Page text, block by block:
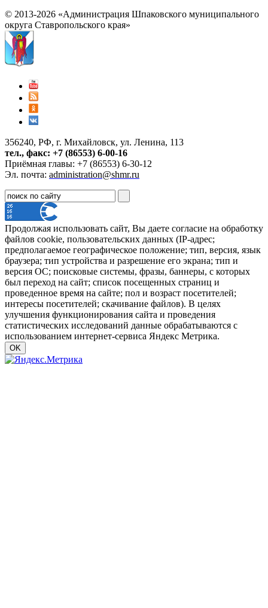
© 2013-2026 «Администрация Шпаковского муниципального
округа Ставропольского края»
356240, РФ, г. Михайловск, ул. Ленина, 113
тел., факс: +7 (86553) 6-00-16
Приёмная главы: +7 (86553) 6-30-12
Эл. почта: administration@shmr.ru
Продолжая использовать сайт, Вы даете согласие на обработку
файлов cookie, пользовательских данных (IP-адрес;
предполагаемое географическое положение; тип, версия, язык
браузера; тип устройства и разрешение его экрана; тип и
версия ОС; поисковые системы, фразы, баннеры, с которых
был переход на сайт; список посещенных страниц и
проведенное время на сайте; пол и возраст посетителей;
интересы посетителей; скачивание файлов). В целях
улучшения функционирования сайта и проведения
статистических исследований данные обрабатываются с
использованием интернет-сервиса Яндекс Метрика.
OK